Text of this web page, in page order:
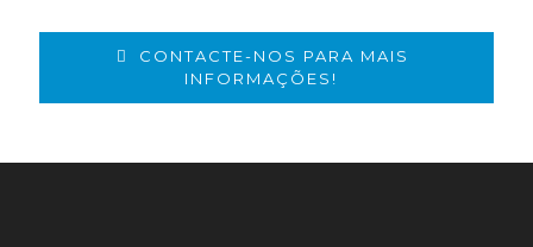
CONTACTE-NOS PARA MAIS
INFORMAÇÕES!